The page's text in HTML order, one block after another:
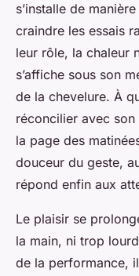
s’installe de
craindre les essais
leur rôle, la chaleur
s’affiche sous son
de la chevelure. À
réconcilier avec
la page des
douceur du geste,
répond enfin aux
Le plaisir se
la main, ni trop
de la performance,